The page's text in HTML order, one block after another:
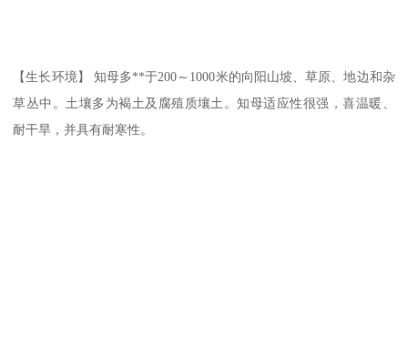
【生长环境】 知母多**于200～1000米的向阳山坡、草原、地边和杂
草丛中。土壤多为褐土及腐殖质壤土。知母适应性很强，喜温暖、
耐干旱，并具有耐寒性。